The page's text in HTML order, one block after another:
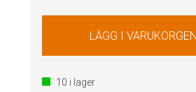
10 i lager